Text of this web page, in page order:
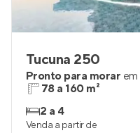
Tucuna 250
Pronto para morar em
78 a 160 m²
2 a 4
Venda a partir de